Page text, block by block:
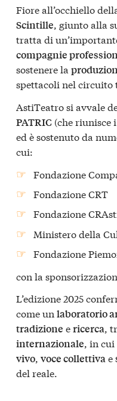
Fiore all’occhiello
Scintille, giunto alla
tratta di
compagnie
sostenere la
spettacoli nel circuito
AstiTeatro si avvale
PATRIC (che riunisce
ed è sostenuto da
cui:
Fondazione
Fondazione CRT
Fondazione
Ministero della
Fondazione
con la
L’edizione 2025
come un laboratorio
tradizione ericerca,
internazionale, in
vivo, voce collettivae
del reale.